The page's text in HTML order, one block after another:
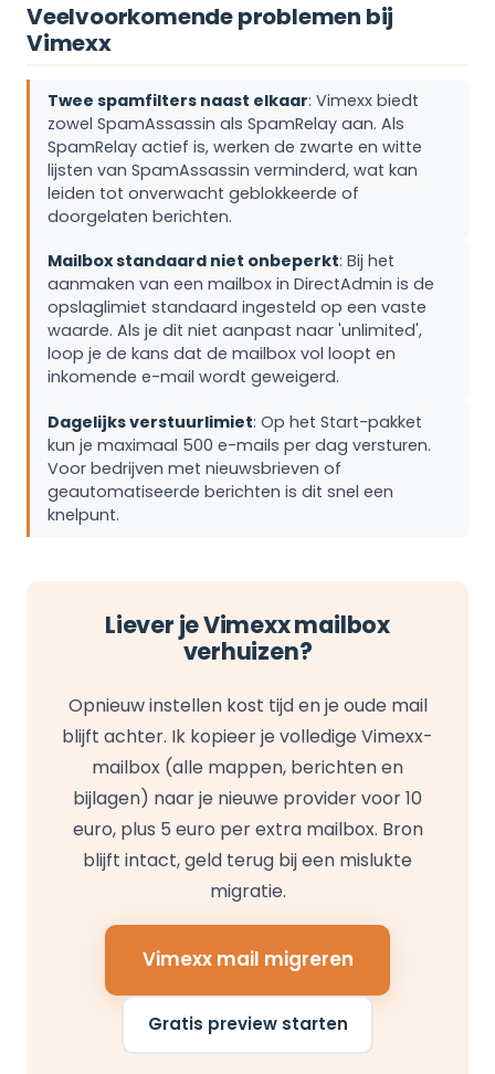
Veelvoorkomende problemen bij
Vimexx
Twee spamfilters naast elkaar: Vimexx biedt
zowel SpamAssassin als SpamRelay aan. Als
SpamRelay actief is, werken de zwarte en witte
lijsten van SpamAssassin verminderd, wat kan
leiden tot onverwacht geblokkeerde of
doorgelaten berichten.
Mailbox standaard niet onbeperkt: Bij het
aanmaken van een mailbox in DirectAdmin is de
opslaglimiet standaard ingesteld op een vaste
waarde. Als je dit niet aanpast naar 'unlimited',
loop je de kans dat de mailbox vol loopt en
inkomende e-mail wordt geweigerd.
Dagelijks verstuurlimiet: Op het Start-pakket
kun je maximaal 500 e-mails per dag versturen.
Voor bedrijven met nieuwsbrieven of
geautomatiseerde berichten is dit snel een
knelpunt.
Liever je Vimexx mailbox
verhuizen?
Opnieuw instellen kost tijd en je oude mail
blijft achter. Ik kopieer je volledige Vimexx-
mailbox (alle mappen, berichten en
bijlagen) naar je nieuwe provider voor 10
euro, plus 5 euro per extra mailbox. Bron
blijft intact, geld terug bij een mislukte
migratie.
Vimexx mail migreren
Gratis preview starten